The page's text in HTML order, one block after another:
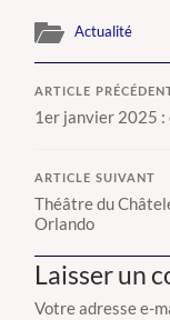
Actualité
ARTICLE PRÉCÉDENT
1er janvier 2025 :
ARTICLE SUIVANT
Théâtre du
Orlando
Laisser un
Votre adresse e-